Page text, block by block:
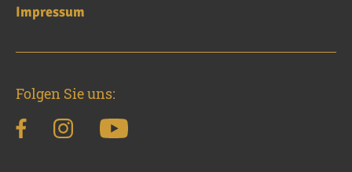
Impressum
Folgen Sie uns: